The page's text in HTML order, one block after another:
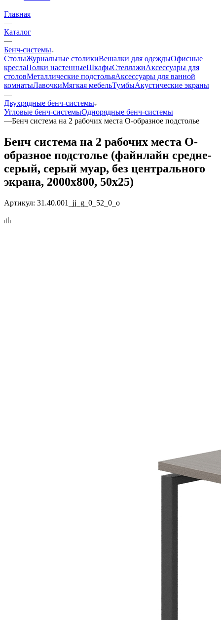
Главная
—
Каталог
—
Бенч-системы
СтолыЖурнальные столикиВешалки для одеждыОфисные
креслаПолки настенныеШкафыСтеллажиАксессуары для
столовМеталлические подстольяАксессуары для ванной
комнатыЛавочкиМягкая мебельТумбыАкустические экраны
—
Двухрядные бенч-системы
Угловые бенч-системыОднорядные бенч-системы
—Бенч система на 2 рабочих места О-образное подстолье
Бенч система на 2 рабочих места О-
образное подстолье (файнлайн средне-
серый, серый муар, без центрального
экрана, 2000x800, 50x25)
Артикул: 31.40.001_jj_g_0_52_0_o